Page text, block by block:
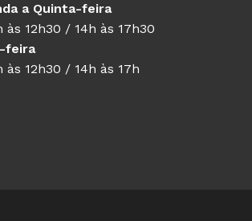
a Quinta-feira
às 12h30 / 14h às 17h30
feira
às 12h30 / 14h às 17h